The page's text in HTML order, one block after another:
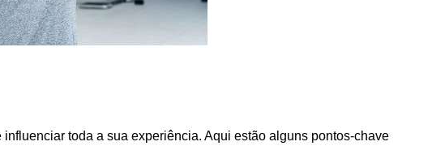
toda a sua experiência. Aqui estão alguns pontos-chave